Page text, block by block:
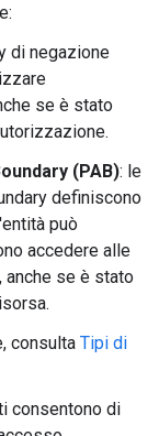
di negazione
se è stato
(PAB): le
definiscono
può
accedere alle
anche se è stato
consulta Tipi di
consentono di